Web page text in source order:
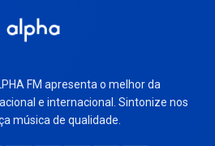
FM apresenta o melhor da
e internacional. Sintonize nos
música de qualidade.